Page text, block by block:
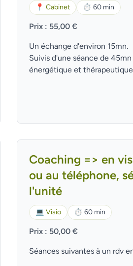
📍 Cabinet ⏱ 60 min
Prix : 55,00 €
Un échange d'environ 15mn.
Suivis d'une séance de
énergétique et
Coaching => en
ou au téléphone,
l'unité
💻 Visio ⏱ 60 min
Prix : 50,00 €
Séances suivantes à un rdv